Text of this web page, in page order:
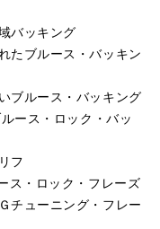
バッキング
たブルース・バッキン
ブルース・バッキング
ース・ロック・バッ
フ
ス・ロック・フレーズ
チューニング・フレー